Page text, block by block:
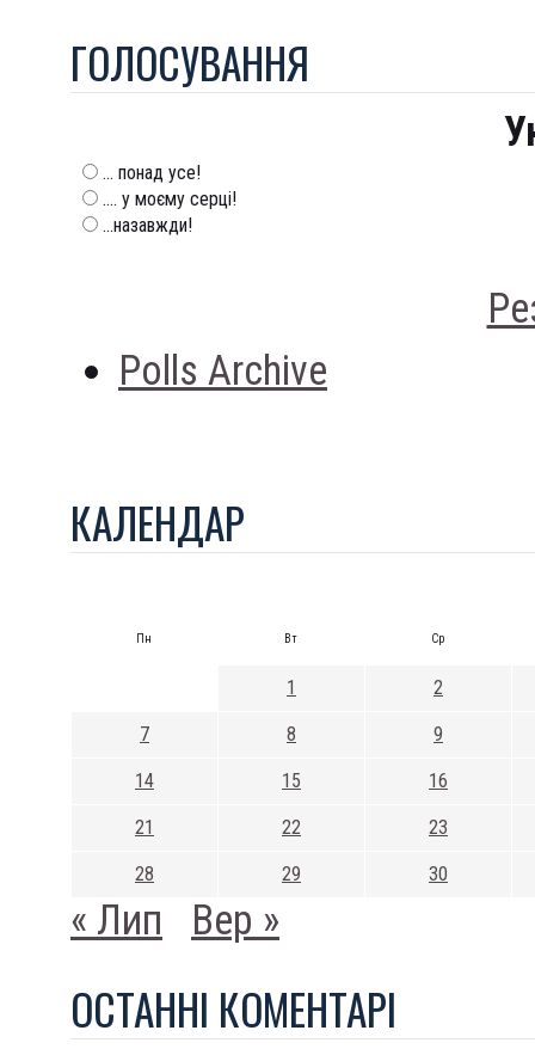
ГОЛОСУВАННЯ
... понад усе!
.... у моєму серці!
...назавжди!
Polls Archive
КАЛЕНДАР
Пн Вт Ср
1 2
7 8 9
14 15 16
21 22 23
28 29 30
« Лип Вер »
ОСТАННI КОМЕНТАРI